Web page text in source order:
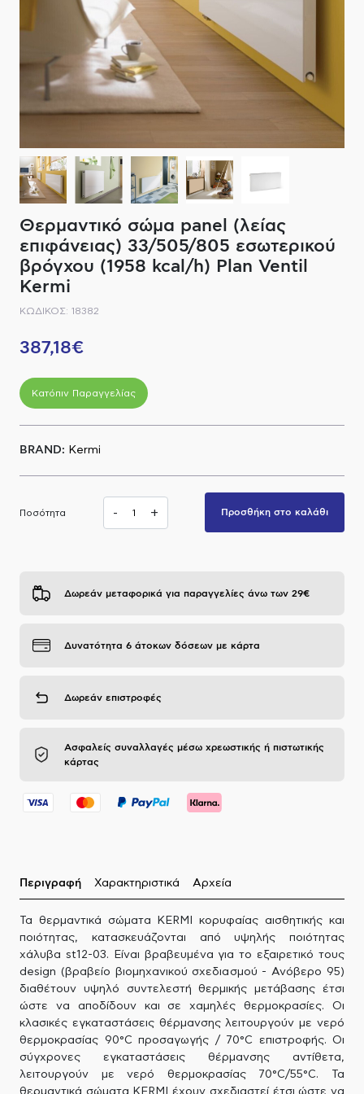
ΔΙΑΚΟΠΤΙΚΟ ΥΛΙΚΟ
ΕΞΟΠΛΙΣΜΟΣ ΘΕΡΜΑΝΣΗΣ
ΗΛΕΚΤΡΙΚΗ ΘΕΡΜΑΝΣΗ
ΦΙΛΤΡΑ ΜΠΑΝΙΟΥ
ΚΑΝΑΤΕΣ-ΠΑΓΟΥΡΙΑ ΦΙΛΤΡΟΥ
ΚΑΘΡΕΠΤΕΣ
ΚΑΜΠΙΝΕΣ
ΑΞΕΣΟΥΑΡ
ΣΤΗΛΕΣ - ΥΔΡΟΜΑΣΑΖ
ΚΑΖΑΝΑΚΙΑ
ΚΑΝΑΛΙΑ ΝΤΟΥΖΙΕΡΑΣ
ΕΞΑΡΤΗΜΑΤΑ ΝΤΟΥΣ
ΣΥΣΤΗΜΑΤΑ ΜΠΙΝΤΕ - FLUSH
ΗΛΕΚΤΡΟΝΙΚΕΣ ΜΠΑΤΑΡΙΕΣ
Α.Μ.Ε.Α
Θερμαντικό σώμα panel (λείας
επιφάνειας) 33/505/805 εσωτερικού
βρόγχου (1958 kcal/h) Plan Ventil
Kermi
ΚΩΔΙΚΟΣ: 18382
387,18€
Κατόπιν Παραγγελίας
BRAND: Kermi
Ποσότητα - + Προσθήκη στο καλάθι
Δωρεάν μεταφορικά για παραγγελίες άνω των 29€
Δυνατότητα 6 άτοκων δόσεων με κάρτα
Δωρεάν επιστροφές
Ασφαλείς συναλλαγές μέσω χρεωστικής ή πιστωτικής
κάρτας
Περιγραφή Χαρακτηριστικά Αρχεία
Τα θερμαντικά σώματα KERMI κορυφαίας αισθητικής και
ποιότητας, κατασκευάζονται από υψηλής ποιότητας
χάλυβα st12-03. Είναι βραβευμένα για το εξαιρετικό τους
design (βραβείο βιομηχανικού σχεδιασμού - Ανόβερο 95)
διαθέτουν υψηλό συντελεστή θερμικής μετάβασης έτσι
ώστε να αποδίδουν και σε χαμηλές θερμοκρασίες. Οι
κλασικές εγκαταστάσεις θέρμανσης λειτουργούν με νερό
θερμοκρασίας 90°C προσαγωγής / 70°C επιστροφής. Οι
σύγχρονες εγκαταστάσεις θέρμανσης αντίθετα,
λειτουργούν με νερό θερμοκρασίας 70°C/55°C. Τα